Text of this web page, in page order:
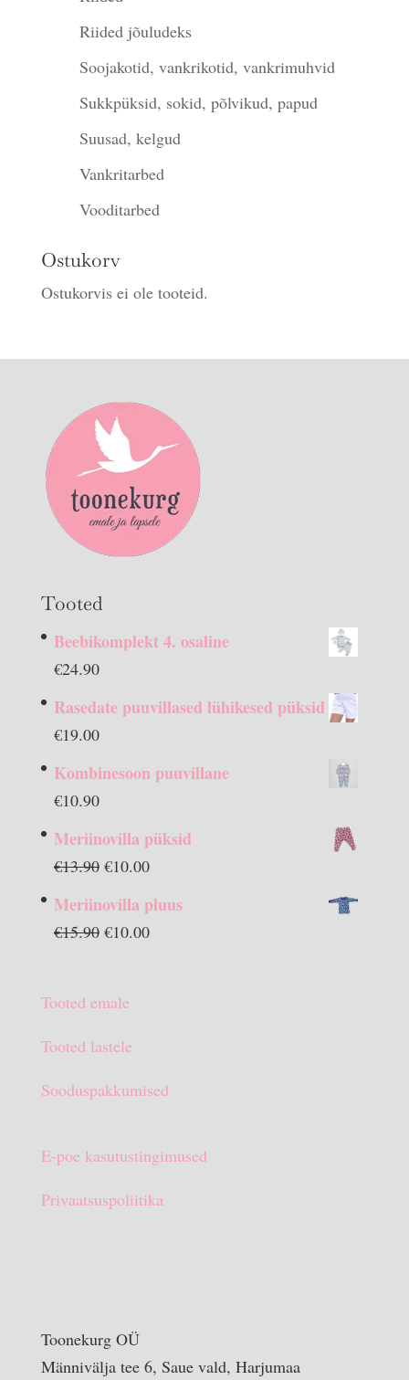
Riided jõuludeks
Soojakotid, vankrikotid, vankrimuhvid
Sukkpüksid, sokid, põlvikud, papud
Suusad, kelgud
Vankritarbed
Vooditarbed
Ostukorv
Ostukorvis ei ole tooteid.
Tooted
Beebikomplekt 4. osaline
€24.90
Rasedate puuvillased lühikesed püksid
€19.00
Kombinesoon puuvillane
€10.90
Meriinovilla püksid
€13.90 Algne
€10.00Praegune
on:
Meriinovilla pluus
€15.90 Algne
€15.90.
€10.00Praegune
Tooted emale
Tooted lastele
Sooduspakkumised
E-poe kasutustingimused
Privaatsuspoliitika
Toonekurg OÜ
Männivälja tee 6, Saue vald, Harjumaa